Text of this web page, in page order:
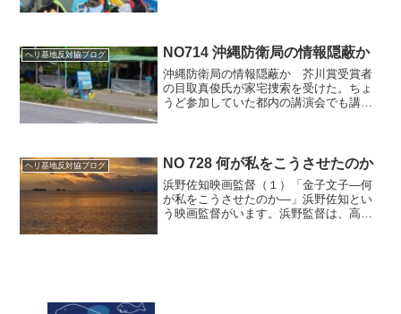
くれ...
ヘリ基地反対協ブログ NO714 沖縄防衛局の情報隠蔽か
沖縄防衛局の情報隠蔽か 芥川賞受賞者
の目取真俊氏が家宅捜索を受けた。ちょ
うど参加していた都内の講演会でも講師
れながら、みんなに分かり...
ヘリ基地反対協ブログ NO 728 何が私をこうさせたのか
浜野佐知映画監督（１）「金子文子―何
が私をこうさせたのか―」浜野佐知とい
う映画監督がいます。浜野監督は、高校